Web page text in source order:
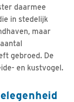
daarmee
in stedelijk
maar
gebroed. De
en kustvogel.